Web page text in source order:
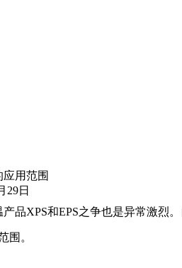
用范围
29日
品XPS和EPS之争也是异常激
围。